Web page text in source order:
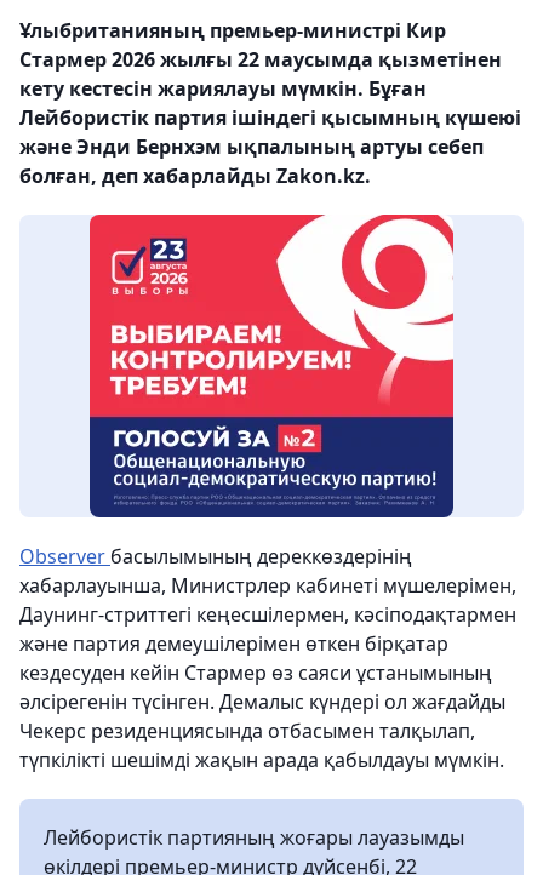
Ұлыбританияның премьер-министрі Кир
Стармер 2026 жылғы 22 маусымда қызметінен
кету кестесін жариялауы мүмкін. Бұған
Лейбористік партия ішіндегі қысымның күшеюі
және Энди Бернхэм ықпалының артуы себеп
болған, деп хабарлайды Zakon.kz.
Observer басылымының дереккөздерінің
хабарлауынша, Министрлер кабинеті мүшелерімен,
Даунинг-стриттегі кеңесшілермен, кәсіподақтармен
және партия демеушілерімен өткен бірқатар
кездесуден кейін Стармер өз саяси ұстанымының
әлсірегенін түсінген. Демалыс күндері ол жағдайды
Чекерс резиденциясында отбасымен талқылап,
түпкілікті шешімді жақын арада қабылдауы мүмкін.
Лейбористік партияның жоғары лауазымды
өкілдері премьер-министр дүйсенбі, 22